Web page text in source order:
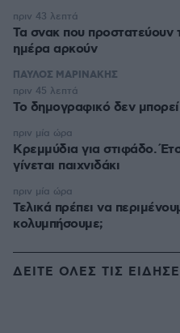
Τα σνακ που προστατεύουν
ημέρα αρκούν
πριν 43 λεπτά
ΠΑΥΛΟΣ ΜΑΡΙΝΑΚΗΣ
Το δημογραφικό δεν μπορεί
πριν 45 λεπτά
Κρεμμύδια για στιφάδο.
γίνεται παιχνιδάκι
πριν μία ώρα
Τελικά πρέπει να
κολυμπήσουμε;
πριν μία ώρα
ΔΕΙΤΕ ΟΛΕΣ ΤΙΣ